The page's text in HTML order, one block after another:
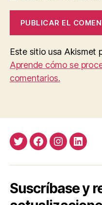
Este sitio usa Akismet
Aprende cómo se
comentarios.
TwitterFacebook
Instagram
Suscríbase y